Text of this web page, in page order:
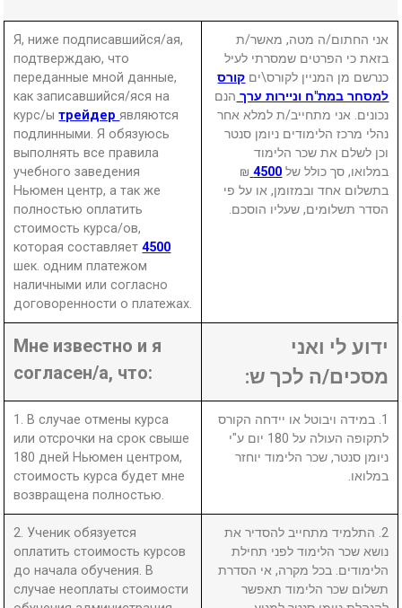
Я, ниже подписавшийся/ая,
подтверждаю, что
переданные мной данные,
как записавшийся/яся на
курс/ытрейдерявляются
подлинными. Я обязуюсь
выполнять все правила
учебного заведения
Ньюмен центр, а так же
полностью оплатить
стоимость курса/ов,
которая составляет4500
шек. одним платежом
наличными или согласно
договоренности о платежах.
אני החתום/ה מטה, מאשר/ת
בזאת כי הפרטים שמסרתי לעיל
כנרשם מן המניין לקורס\ים קורס
למסחר במת"ח וניירות ערך הנם
נכונים. אני מתחייב/ת למלא אחר
נהלי מרכז הלימודים ניומן סנטר
וכן לשלם את שכר הלימוד
במלואו, סך כולל של 4500
₪
בתשלום אחד ובמזומן, או על פי
הסדר תשלומים, שעליו הוסכם.
Мне известно и я
согласен/а, что:
ידוע לי ואני
מסכים/ה לכך ש:
1. В случае отмены курса
или отсрочки на срок свыше
180 дней Ньюмен центром,
стоимость курса будет мне
возвращена полностью.
1. במידה ויבוטל או יידחה הקורס
לתקופה העולה על 180 יום ע"י
ניומן סנטר, שכר הלימוד יוחזר
במלואו.
2. Ученик обязуется
оплатить стоимость курсов
до начала обучения. В
случае неоплаты стоимости
2. התלמיד מתחייב להסדיר את
נושא שכר הלימוד לפני תחילת
הלימודים. בכל מקרה, אי הסדרת
תשלום שכר הלימוד תאפשר